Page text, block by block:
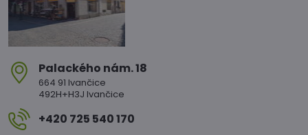
Palackého nám​. 18
664 91 Ivančice
492H+H3J Ivančice
+420 725 540 170